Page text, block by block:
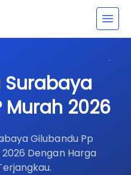
Surabaya
Murah 2026
Gilubandu Pp
2026 Dengan Harga